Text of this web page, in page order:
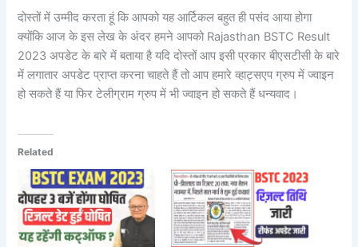
दोस्तों में उम्मीद करता हूं कि आपको यह आर्टिकल बहुत ही पसंद आया होगा
क्योंकि आज के इस लेख के अंदर हमने आपको Rajasthan BSTC Result
2023 अपडेट के बारे में बताया है यदि दोस्तों आप इसी प्रकार बीएसटीसी के बारे
में लगातार अपडेट प्राप्त करना चाहते हैं तो आप हमारे व्हाट्सएप ग्रुप में ज्वाइन
हो सकते हैं या फिर टेलीग्राम ग्रुप में भी ज्वाइन हो सकते हैं धन्यवाद।
Related